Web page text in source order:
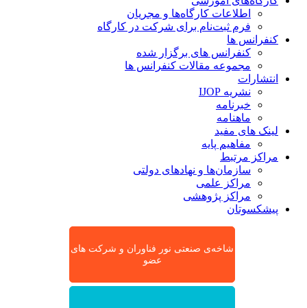
اطلاعات کارگاه‌ها و مجریان
فرم ثبت‌نام برای شرکت در کارگاه
کنفرانس ها
کنفرانس های برگزار شده
مجموعه مقالات کنفرانس ها
انتشارات
نشریه IJOP
خبرنامه
ماهنامه
لینک های مفید
مفاهیم پایه
مراکز مرتبط
سازمان‌ها و نهادهای دولتی
مراکز علمی
مراکز پژوهشی
پیشکسوتان
شاخه‌ی صنعتی نور فناوران و شرکت های
عضو